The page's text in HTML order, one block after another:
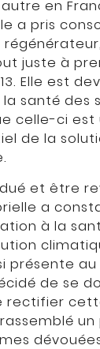
en
a pris
juste à
Elle est
santé des
celle-ci est
de la
et être
a
à la
présente au
de se
rectifier